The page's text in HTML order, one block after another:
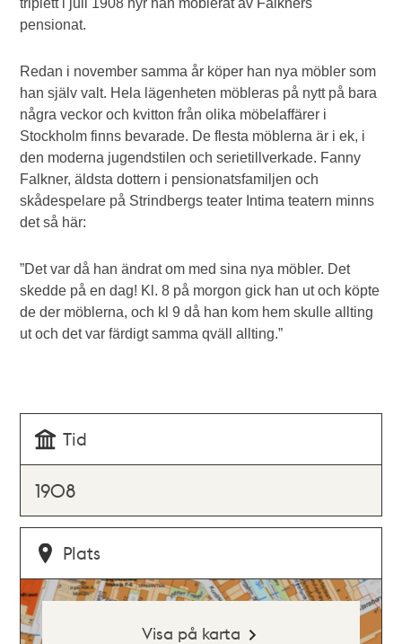
triplett i juli 1908 hyr han möblerat av Falkners
pensionat.
Redan i november samma år köper han nya möbler som
han själv valt. Hela lägenheten möbleras på nytt på bara
några veckor och kvitton från olika möbelaffärer i
Stockholm finns bevarade. De flesta möblerna är i ek, i
den moderna jugendstilen och serietillverkade. Fanny
Falkner, äldsta dottern i pensionatsfamiljen och
skådespelare på Strindbergs teater Intima teatern minns
det så här:
”Det var då han ändrat om med sina nya möbler. Det
skedde på en dag! Kl. 8 på morgon gick han ut och köpte
de der möblerna, och kl 9 då han kom hem skulle allting
ut och det var färdigt samma qväll allting.”
Tid
1908
Plats
Visa på karta